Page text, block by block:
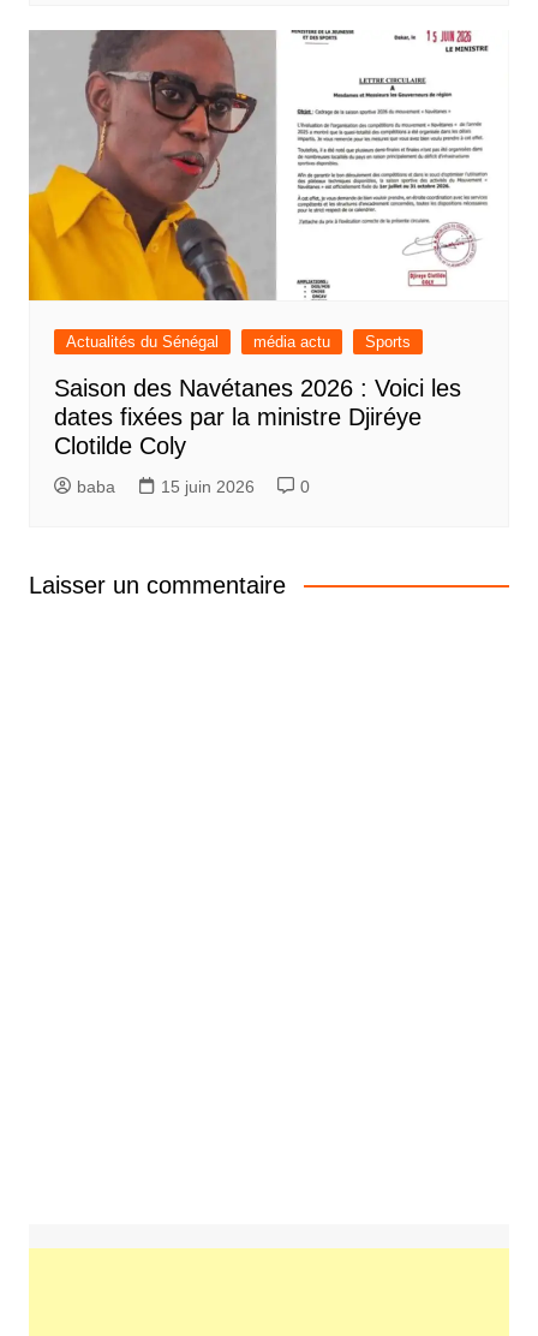
Actualités du Sénégal média actu Sports
Saison des Navétanes 2026 : Voici les
dates fixées par la ministre Djiréye
Clotilde Coly
baba 15 juin 2026 0
Laisser un commentaire